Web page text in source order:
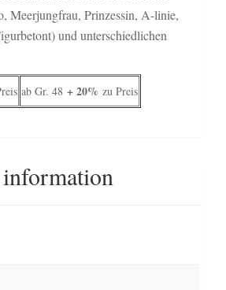
Meerjungfrau, Prinzessin, A-linie,
und unterschiedlichen
ab Gr. 48 + 20% zu Preis